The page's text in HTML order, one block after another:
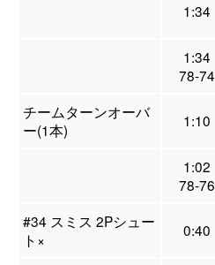
1:34
1:34
78-74
チームターンオーバ
ー(1本)
1:10
1:02
78-76
#34 スミス 2Pシュー
ト×
0:40